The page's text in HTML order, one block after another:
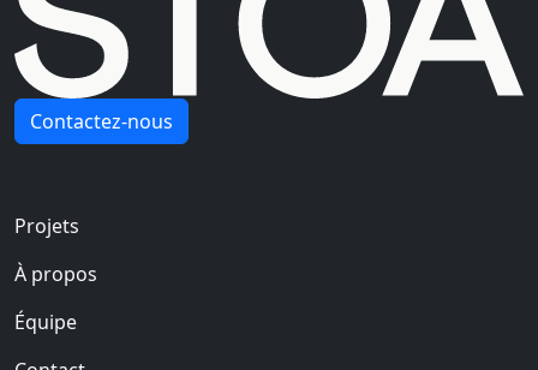
Contactez-nous
Navigation principale
Projets
À propos
Équipe